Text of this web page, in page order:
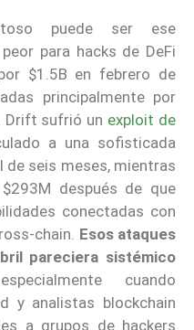
puede ser ese
para hacks de DeFi
$1.5B en febrero de
principalmente por
Drift sufrió un exploit de
a una sofisticada
de seis meses, mientras
después de que
conectadas con
chain. Esos ataques
pareciera sistémico
cuando
y analistas blockchain
a grupos de hackers